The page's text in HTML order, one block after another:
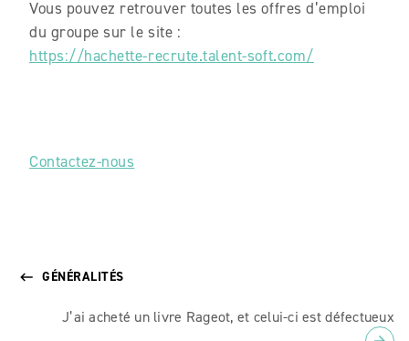
Vous pouvez retrouver toutes les offres d’emploi
du groupe sur le site :
https://hachette-recrute.talent-soft.com/
Contactez-nous
keyboard_backspace GÉNÉRALITÉS
J’ai acheté un livre Rageot, et celui-ci est défectueux